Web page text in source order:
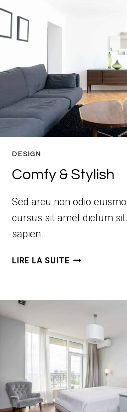
DESIGN
Comfy & Stylish
Sed arcu non odio
cursus sit amet dictum
sapien…
LIRE LA SUITECOMFY